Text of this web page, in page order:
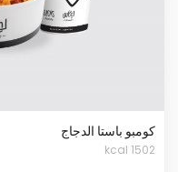
كومبو باستا الدجاج
1502 kcal